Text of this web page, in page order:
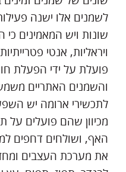
לשמנים אלו ישנה
שונות ויש המאמינים כי
ויראליות, אנטי
פועלת על ידי הפעלת
והשמנים האתריים
לתכשירי ארומה יש
מכיוון שהם פועלים
האף, ושולחים דחפים
את מערכת העצבים